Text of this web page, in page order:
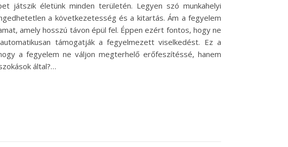
játszik életünk minden területén. Legyen szó munkahelyi
a következetesség és a kitartás. Ám a fegyelem
amely hosszú távon épül fel. Éppen ezért fontos, hogy ne
támogatják a fegyelmezett viselkedést. Ez a
a fegyelem ne váljon megterhelő erőfeszítéssé, hanem
által?…